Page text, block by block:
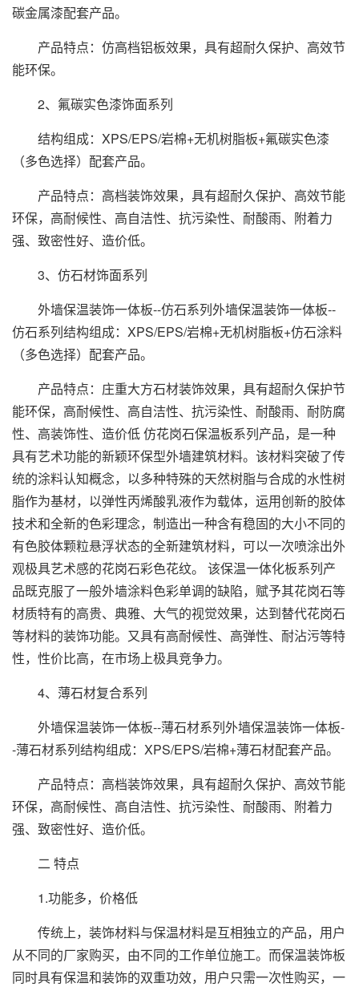
碳金属漆配套产品。
产品特点：仿高档铝板效果，具有超耐久保护、高效节
能环保。
2、氟碳实色漆饰面系列
结构组成：XPS/EPS/岩棉+无机树脂板+氟碳实色漆
（多色选择）配套产品。
产品特点：高档装饰效果，具有超耐久保护、高效节能
环保，高耐候性、高自洁性、抗污染性、耐酸雨、附着力
强、致密性好、造价低。
3、仿石材饰面系列
外墙保温装饰一体板--仿石系列外墙保温装饰一体板--
仿石系列结构组成：XPS/EPS/岩棉+无机树脂板+仿石涂料
（多色选择）配套产品。
产品特点：庄重大方石材装饰效果，具有超耐久保护节
能环保，高耐候性、高自洁性、抗污染性、耐酸雨、耐防腐
性、高装饰性、造价低 仿花岗石保温板系列产品，是一种
具有艺术功能的新颖环保型外墙建筑材料。该材料突破了传
统的涂料认知概念，以多种特殊的天然树脂与合成的水性树
脂作为基材，以弹性丙烯酸乳液作为载体，运用创新的胶体
技术和全新的色彩理念，制造出一种含有稳固的大小不同的
有色胶体颗粒悬浮状态的全新建筑材料，可以一次喷涂出外
观极具艺术感的花岗石彩色花纹。 该保温一体化板系列产
品既克服了一般外墙涂料色彩单调的缺陷，赋予其花岗石等
材质特有的高贵、典雅、大气的视觉效果，达到替代花岗石
等材料的装饰功能。又具有高耐候性、高弹性、耐沾污等特
性，性价比高，在市场上极具竞争力。
4、薄石材复合系列
外墙保温装饰一体板--薄石材系列外墙保温装饰一体板-
-薄石材系列结构组成：XPS/EPS/岩棉+薄石材配套产品。
产品特点：高档装饰效果，具有超耐久保护、高效节能
环保，高耐候性、高自洁性、抗污染性、耐酸雨、附着力
强、致密性好、造价低。
二 特点
1.功能多，价格低
传统上，装饰材料与保温材料是互相独立的产品，用户
从不同的厂家购买，由不同的工作单位施工。而保温装饰板
同时具有保温和装饰的双重功效，用户只需一次性购买，一